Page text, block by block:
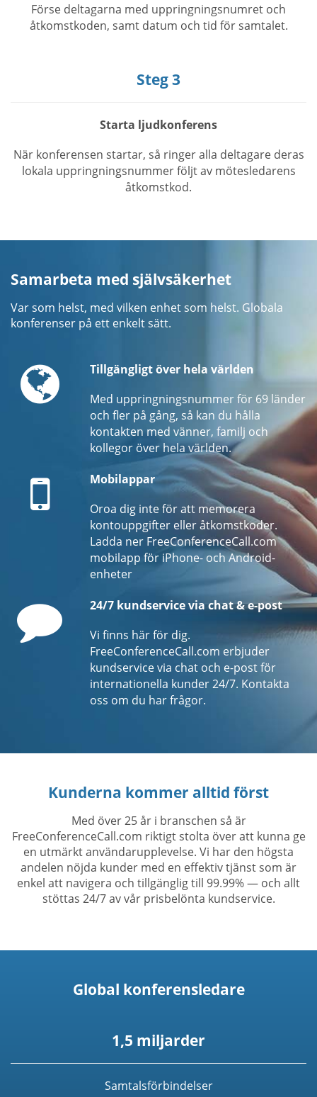
Förse deltagarna med uppringningsnumret och
åtkomstkoden, samt datum och tid för samtalet.
Steg 3
Starta ljudkonferens
När konferensen startar, så ringer alla deltagare deras
lokala uppringningsnummer följt av mötesledarens
åtkomstkod.
Samarbeta med självsäkerhet
Var som helst, med vilken enhet som helst. Globala
konferenser på ett enkelt sätt.
GlobeTillgängligt över hela världen
Med uppringningsnummer för 69 länder
och fler på gång, så kan du hålla
kontakten med vänner, familj och
kollegor över hela världen.
Mobile
Mobilappar
Oroa dig inte för att memorera
kontouppgifter eller åtkomstkoder.
Ladda ner FreeConferenceCall.com
mobilapp för iPhone- och Android-
enheter
Comment
24/7 kundservice via chat & e-post
Vi finns här för dig.
FreeConferenceCall.com erbjuder
kundservice via chat och e-post för
internationella kunder 24/7. Kontakta
oss om du har frågor.
Kunderna kommer alltid först
Med över 25 år i branschen så är
FreeConferenceCall.com riktigt stolta över att kunna ge
en utmärkt användarupplevelse. Vi har den högsta
andelen nöjda kunder med en effektiv tjänst som är
enkel att navigera och tillgänglig till 99.99% — och allt
stöttas 24/7 av vår prisbelönta kundservice.
Global konferensledare
1,5 miljarder
Samtalsförbindelser